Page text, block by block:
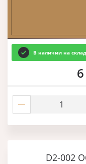
В наличии на
D2-002